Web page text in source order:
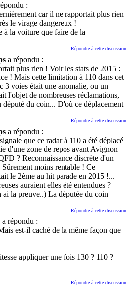
:
car il ne rapportait plus rien
le virage dangereux !
à la voiture que faire de la
Répondre à cette discussion
a répondu :
plus rien ! Voir les stats de 2015 :
! Mais cette limitation à 110 dans cet
3 voies était une anomalie, ou un
l'objet de nombreuses réclamations,
dèputé du coin... D'où ce déplacement
Répondre à cette discussion
a répondu :
que ce radar à 110 a été déplacé
d'une zone de repos avant Avignon
? Reconnaissance discrète d'un
Sûrement moins rentable ! Ce
le 2ème au hit parade en 2015 !...
auraient elles été entendues ?
ai la preuve..) La députée du coin
Répondre à cette discussion
a répondu :
est-il caché de la même façon que
appliquer une fois 130 ? 110 ?
Répondre à cette discussion